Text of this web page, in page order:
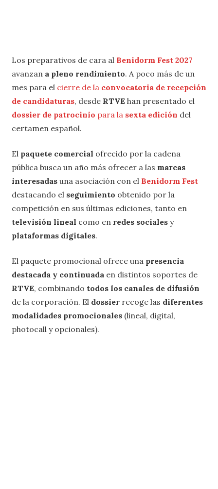
Los preparativos de cara al Benidorm Fest 2027
avanzan a pleno rendimiento. A poco más de un
mes para el cierre de la convocatoria de recepción
de candidaturas, desde RTVE han presentado el
dossier de patrocinio para la sexta edición del
certamen español.
El paquete comercial ofrecido por la cadena
pública busca un año más ofrecer a las marcas
interesadas una asociación con el Benidorm Fest
destacando el seguimiento obtenido por la
competición en sus últimas ediciones, tanto en
televisión lineal como en redes sociales y
plataformas digitales.
El paquete promocional ofrece una presencia
destacada y continuada en distintos soportes de
RTVE, combinando todos los canales de difusión
de la corporación. El dossier recoge las diferentes
modalidades promocionales (lineal, digital,
photocall y opcionales).